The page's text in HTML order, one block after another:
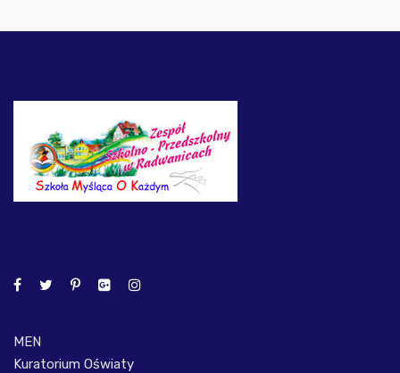
MEN
Kuratorium Oświaty